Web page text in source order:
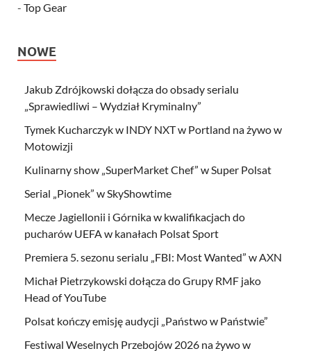
- Top Gear
NOWE
Jakub Zdrójkowski dołącza do obsady serialu
„Sprawiedliwi – Wydział Kryminalny”
Tymek Kucharczyk w INDY NXT w Portland na żywo w
Motowizji
Kulinarny show „SuperMarket Chef” w Super Polsat
Serial „Pionek” w SkyShowtime
Mecze Jagiellonii i Górnika w kwalifikacjach do
pucharów UEFA w kanałach Polsat Sport
Premiera 5. sezonu serialu „FBI: Most Wanted” w AXN
Michał Pietrzykowski dołącza do Grupy RMF jako
Head of YouTube
Polsat kończy emisję audycji „Państwo w Państwie”
Festiwal Weselnych Przebojów 2026 na żywo w